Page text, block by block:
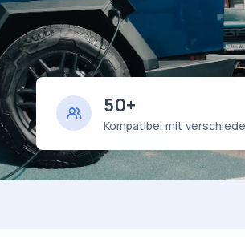
50+
Kompatibel mit